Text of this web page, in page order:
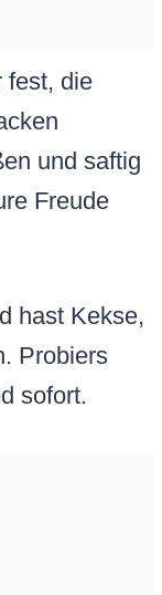
fest, die
und saftig
Freude
hast Kekse,
Probiers
sofort.